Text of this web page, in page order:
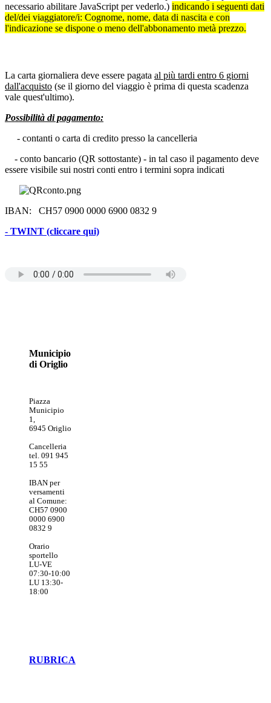
necessario abilitare JavaScript per vederlo.) indicando i seguenti dati
del/dei viaggiatore/i: Cognome, nome, data di nascita e con
l'indicazione se dispone o meno dell'abbonamento metà prezzo.
La carta giornaliera deve essere pagata al più tardi entro 6 giorni
dall'acquisto (se il giorno del viaggio è prima di questa scadenza
vale quest'ultimo).
Possibilità di pagamento:
- contanti o carta di credito presso la cancelleria
- conto bancario (QR sottostante) - in tal caso il pagamento deve
essere visibile sui nostri conti entro i termini sopra indicati
IBAN: CH57 0900 0000 6900 0832 9
- TWINT (cliccare qui)
Municipio
di Origlio
Piazza
Municipio
1,
6945 Origlio
Cancelleria
tel. 091 945
15 55
IBAN per
versamenti
al Comune:
CH57 0900
0000 6900
0832 9
Orario
sportello
LU-VE
07:30-10:00
LU 13:30-
18:00
RUBRICA